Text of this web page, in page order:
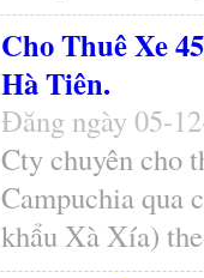
Cho Thuê Xe
Hà Tiên.
Đăng ngày 05-
Cty chuyên cho
Campuchia qua
khẩu Xà Xía)